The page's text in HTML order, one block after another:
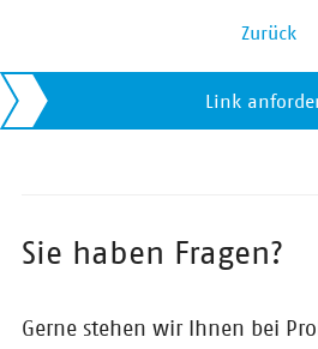
Zurück
Link
Sie haben Fragen?
Gerne stehen wir Ihnen bei